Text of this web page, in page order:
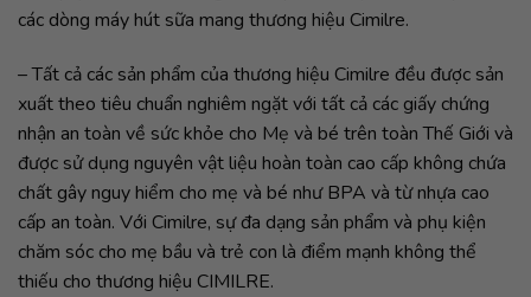
các dòng máy hút sữa mang thương hiệu Cimilre.
– Tất cả các sản phẩm của thương hiệu Cimilre đều được sản
xuất theo tiêu chuẩn nghiêm ngặt với tất cả các giấy chứng
nhận an toàn về sức khỏe cho Mẹ và bé trên toàn Thế Giới và
được sử dụng nguyên vật liệu hoàn toàn cao cấp không chứa
chất gây nguy hiểm cho mẹ và bé như BPA và từ nhựa cao
cấp an toàn. Với Cimilre, sự đa dạng sản phẩm và phụ kiện
chăm sóc cho mẹ bầu và trẻ con là điểm mạnh không thể
thiếu cho thương hiệu CIMILRE.